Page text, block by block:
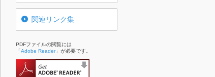
関連リンク集
PDFファイルの閲覧には
「Adobe Reader」が必要です。